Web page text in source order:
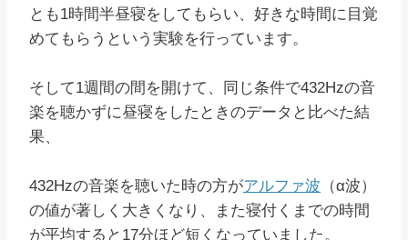
とも1時間半昼寝をしてもらい、好きな時間に目覚
めてもらうという実験を行っています。
そして1週間の間を開けて、同じ条件で432Hzの音
楽を聴かずに昼寝をしたときのデータと比べた結
果、
432Hzの音楽を聴いた時の方がアルファ波 （α波）
の値が著しく大きくなり、また寝付くまでの時間
が平均すると17分ほど短くなっていました。